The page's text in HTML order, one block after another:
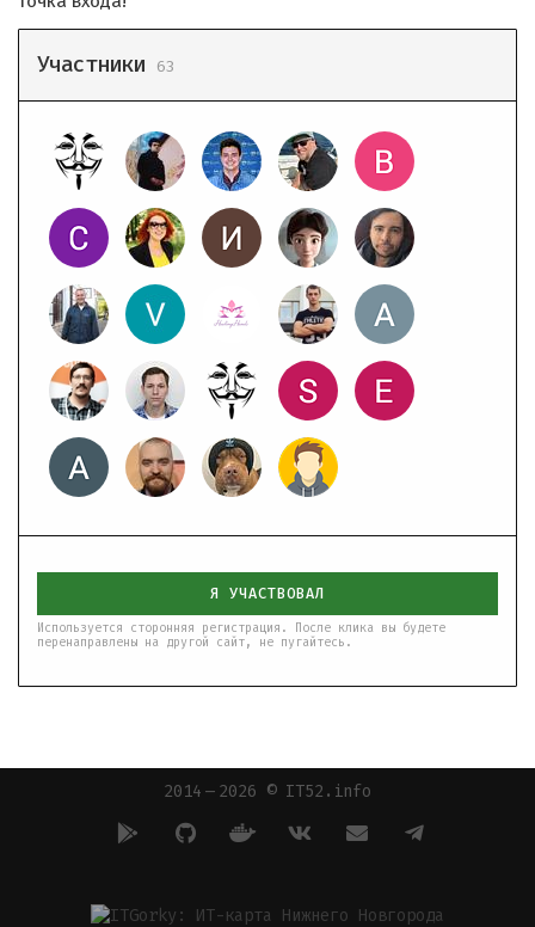
Участники 63
Я УЧАСТВОВАЛ
Используется сторонняя регистрация. После клика вы будете
перенаправлены на другой сайт, не пугайтесь.
2014 — 2026 © IT52.info